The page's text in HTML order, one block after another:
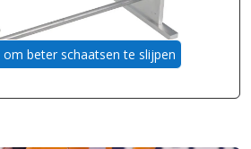
om beter schaatsen te slijpen